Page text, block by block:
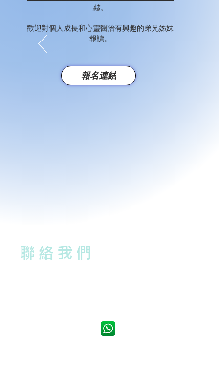
緒。
.
歡迎對個人成長和心靈醫治有興趣的弟兄姊妹
報讀。
報名連結
聯絡我們